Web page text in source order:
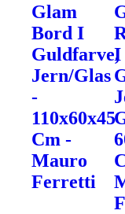
Glam
Bord I
Guldfarve,
Jern/Glas
-
110x60x45
Cm -
Mauro
Ferretti
I